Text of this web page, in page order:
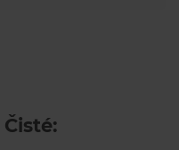
Čisté: